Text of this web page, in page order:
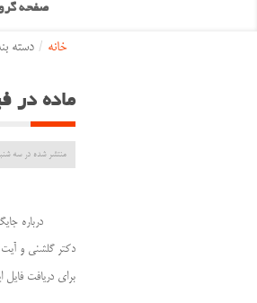
صفحه
خانه / دسته
ماده در
منتشر شده در سه شنبه, 25 اسفند 1394
درباره جایگاه
دکتر گلشنی و آیت
برای دریافت